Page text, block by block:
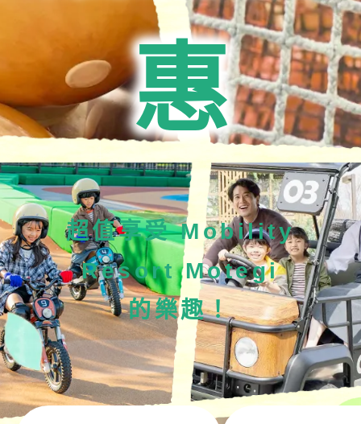
活動
營業時間 費用・票券
場內地圖 訪問
服務指南 問卷調查
惠
超值享受 Mobility
Resort Motegi
的樂趣！